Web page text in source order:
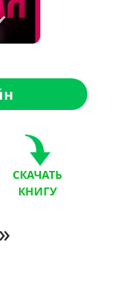
СКАЧАТЬ
КНИГУ